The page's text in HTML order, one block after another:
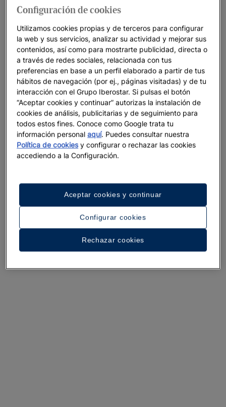
Un paseo por el hotel
Configuración de cookies
Utilizamos cookies propias y de terceros para configurar
la web y sus servicios, analizar su actividad y mejorar sus
contenidos, así como para mostrarte publicidad, directa o
a través de redes sociales, relacionada con tus
preferencias en base a un perfil elaborado a partir de tus
hábitos de navegación (por ej., páginas visitadas) y de tu
interacción con el Grupo Iberostar. Si pulsas el botón
“Aceptar cookies y continuar” autorizas la instalación de
cookies de análisis, publicitarias y de seguimiento para
todos estos fines. Conoce como Google trata tu
información personalaquí. Puedes consultar nuestra
Política de cookiesy configurar o rechazar las cookies
accediendo a la Configuración.
Configurar cookies
Rechazar cookies
Aceptar cookies y continuar